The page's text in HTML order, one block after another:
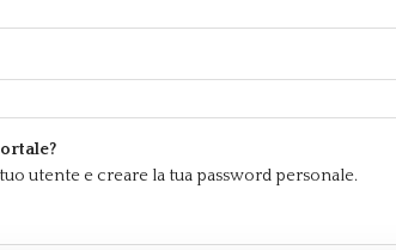
utente e creare la tua password personale.